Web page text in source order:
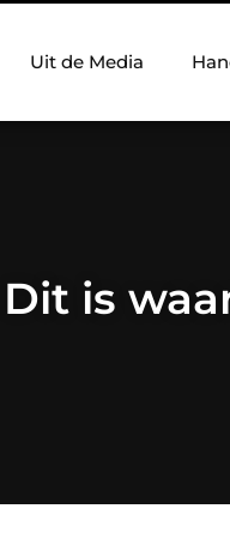
Uit de Media
Dit is